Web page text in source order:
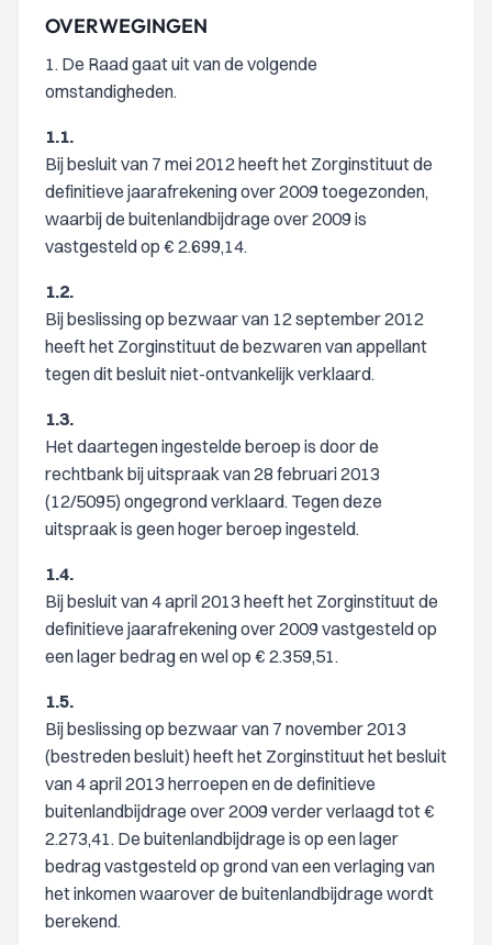
OVERWEGINGEN
1. De Raad gaat uit van de volgende
omstandigheden.
1.1.
Bij besluit van 7 mei 2012 heeft het Zorginstituut de
definitieve jaarafrekening over 2009 toegezonden,
waarbij de buitenlandbijdrage over 2009 is
vastgesteld op € 2.699,14.
1.2.
Bij beslissing op bezwaar van 12 september 2012
heeft het Zorginstituut de bezwaren van appellant
tegen dit besluit niet-ontvankelijk verklaard.
1.3.
Het daartegen ingestelde beroep is door de
rechtbank bij uitspraak van 28 februari 2013
(12/5095) ongegrond verklaard. Tegen deze
uitspraak is geen hoger beroep ingesteld.
1.4.
Bij besluit van 4 april 2013 heeft het Zorginstituut de
definitieve jaarafrekening over 2009 vastgesteld op
een lager bedrag en wel op € 2.359,51.
1.5.
Bij beslissing op bezwaar van 7 november 2013
(bestreden besluit) heeft het Zorginstituut het besluit
van 4 april 2013 herroepen en de definitieve
buitenlandbijdrage over 2009 verder verlaagd tot €
2.273,41. De buitenlandbijdrage is op een lager
bedrag vastgesteld op grond van een verlaging van
het inkomen waarover de buitenlandbijdrage wordt
berekend.